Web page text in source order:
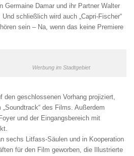
Germaine Damar und ihr Partner Walter
schließlich wird auch „Capri-Fischer“
sein – Na, wenn das keine Premiere
Werbung im Stadtgebiet
den geschlossenen Vorhang projiziert,
des Films. Außerdem
und der Eingangsbereich mit
sechs Litfass-Säulen und in Kooperation
für den Film geworben, die Illustrierte